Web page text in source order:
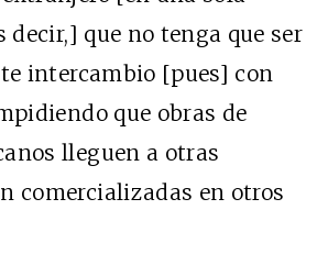
decir,] que no tenga que ser
intercambio [pues] con
que obras de
lleguen a otras
comercializadas en otros